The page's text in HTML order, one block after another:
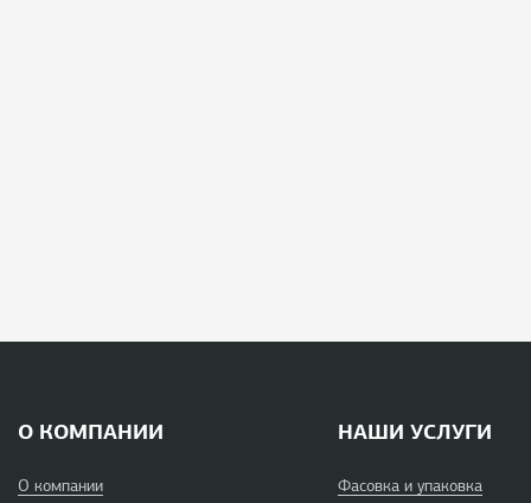
О КОМПАНИИ
О компании
НАШИ УСЛУГИ
Фасовка и упаковка